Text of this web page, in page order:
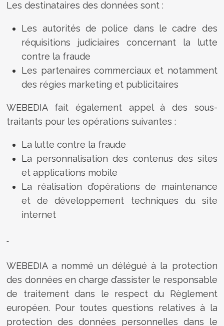
Les destinataires des données sont :
Les autorités de police dans le cadre des
réquisitions judiciaires concernant la lutte
contre la fraude
Les partenaires commerciaux et notamment
des régies marketing et publicitaires
WEBEDIA fait également appel à des sous-
traitants pour les opérations suivantes :
La lutte contre la fraude
La personnalisation des contenus des sites
et applications mobile
La réalisation d’opérations de maintenance
et de développement techniques du site
internet
WEBEDIA a nommé un délégué à la protection
des données en charge d’assister le responsable
de traitement dans le respect du Règlement
européen. Pour toutes questions relatives à la
protection des données personnelles dans le